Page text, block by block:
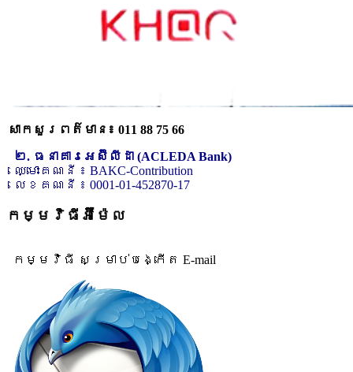
សាកសួរពត៌មាន៖ 011 88 75 66
២. ធនាគារអេស៊ីលីដា (ACLEDA Bank)
ឈ្មោះគណនី ៖ BAKC-Contribution
លេខគណនី ៖ 0001-01-452870-17
កម្មវិធីអ៊ីម៉ែល
កម្មវិធី សម្រាប់បង្កើត E-mail